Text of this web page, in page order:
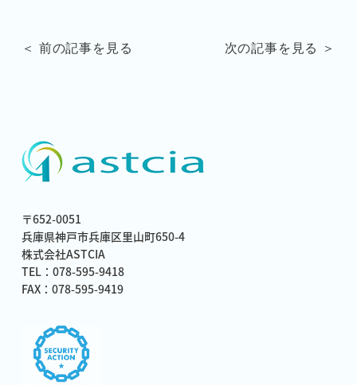
＜ 前の記事を見る 次の記事を見る ＞
〒652-0051
兵庫県神戸市兵庫区里山町650-4
株式会社ASTCIA
TEL：078-595-9418
FAX：078-595-9419